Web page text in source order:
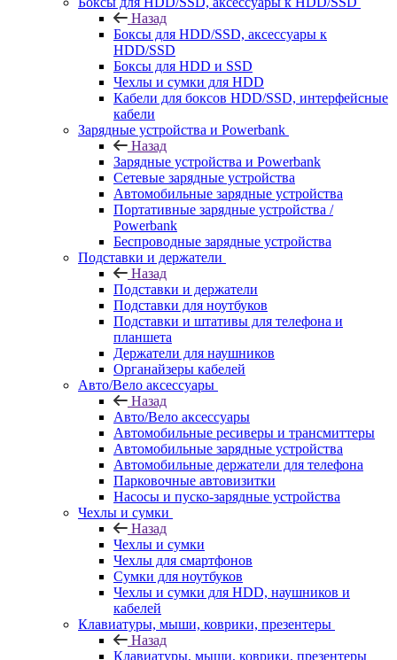
Назад
Боксы для HDD/SSD, аксессуары к
HDD/SSD
Боксы для HDD и SSD
Чехлы и сумки для HDD
Кабели для боксов HDD/SSD, интерфейсные
кабели
Зарядные устройства и Powerbank
Назад
Зарядные устройства и Powerbank
Сетевые зарядные устройства
Автомобильные зарядные устройства
Портативные зарядные устройства /
Powerbank
Беспроводные зарядные устройства
Подставки и держатели
Назад
Подставки и держатели
Подставки для ноутбуков
Подставки и штативы для телефона и
планшета
Держатели для наушников
Органайзеры кабелей
Авто/Вело аксессуары
Назад
Авто/Вело аксессуары
Автомобильные ресиверы и трансмиттеры
Автомобильные зарядные устройства
Автомобильные держатели для телефона
Парковочные автовизитки
Насосы и пуско-зарядные устройства
Чехлы и сумки
Назад
Чехлы и сумки
Чехлы для смартфонов
Сумки для ноутбуков
Чехлы и сумки для HDD, наушников и
кабелей
Клавиатуры, мыши, коврики, презентеры
Назад
Клавиатуры, мыши, коврики, презентеры